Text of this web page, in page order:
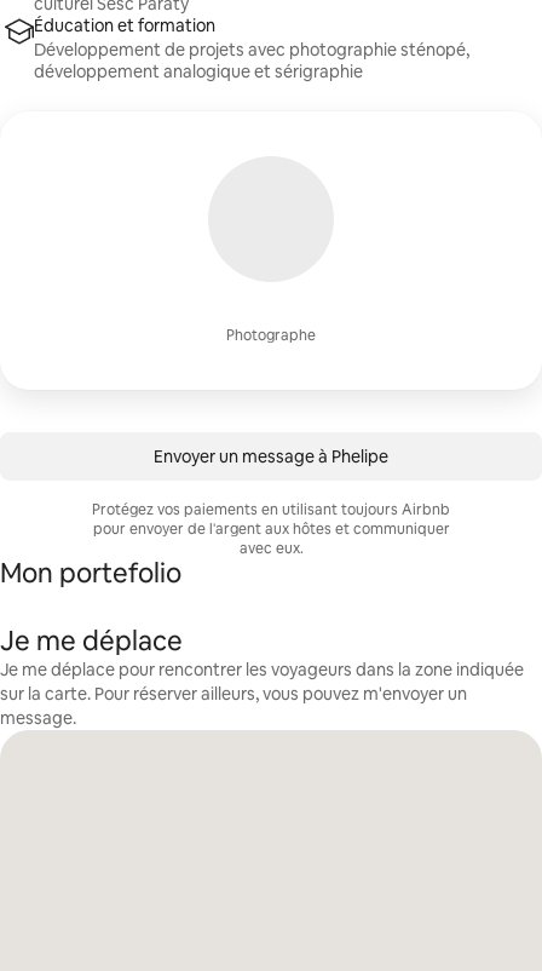
Photographe
Éducation et formation
Développement de projets avec photographie sténopé,
développement analogique et sérigraphie
Envoyer un message à Phelipe
Protégez vos paiements en utilisant toujours Airbnb
pour envoyer de l'argent aux hôtes et communiquer
avec eux.
Mon portefolio
Je me déplace
Je me déplace pour rencontrer les voyageurs dans la zone indiquée
sur la carte. Pour réserver ailleurs, vous pouvez m'envoyer un
message.